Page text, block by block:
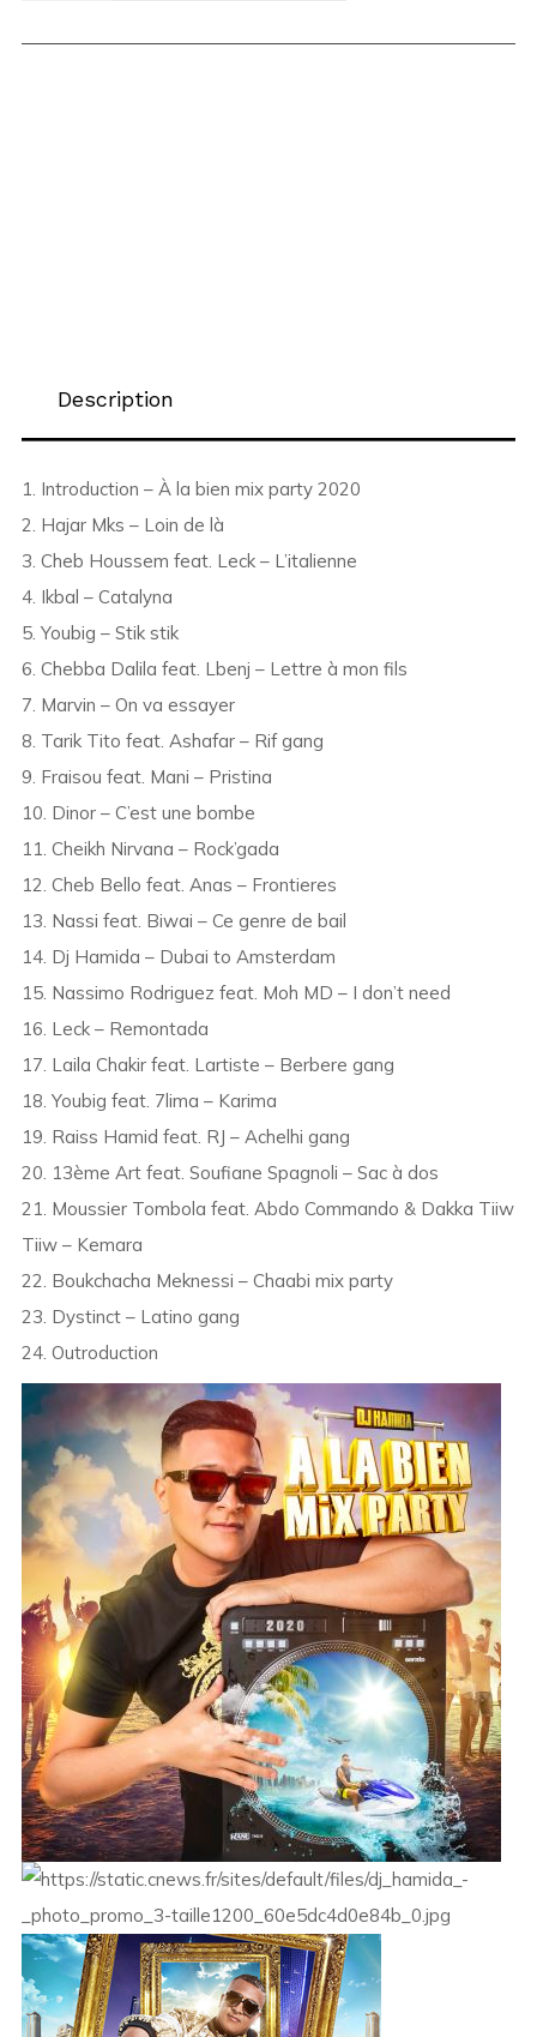
Description
1. Introduction – À la bien mix party 2020
2. Hajar Mks – Loin de là
3. Cheb Houssem feat. Leck – L’italienne
4. Ikbal – Catalyna
5. Youbig – Stik stik
6. Chebba Dalila feat. Lbenj – Lettre à mon fils
7. Marvin – On va essayer
8. Tarik Tito feat. Ashafar – Rif gang
9. Fraisou feat. Mani – Pristina
10. Dinor – C’est une bombe
11. Cheikh Nirvana – Rock’gada
12. Cheb Bello feat. Anas – Frontieres
13. Nassi feat. Biwai – Ce genre de bail
14. Dj Hamida – Dubai to Amsterdam
15. Nassimo Rodriguez feat. Moh MD – I don’t need
16. Leck – Remontada
17. Laila Chakir feat. Lartiste – Berbere gang
18. Youbig feat. 7lima – Karima
19. Raiss Hamid feat. RJ – Achelhi gang
20. 13ème Art feat. Soufiane Spagnoli – Sac à dos
21. Moussier Tombola feat. Abdo Commando & Dakka Tiiw
Tiiw – Kemara
22. Boukchacha Meknessi – Chaabi mix party
23. Dystinct – Latino gang
24. Outroduction